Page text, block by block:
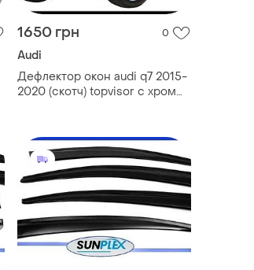
1650 грн 0
Audi
Дефлектор окон audi q7 2015-
2020 (скотч) topvisor c хром